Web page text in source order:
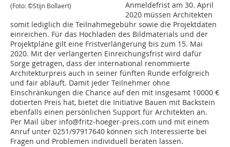
(Foto: ©Stijn Bollaert)
Anmeldefrist am 30. April
2020 müssen Architekten
somit lediglich die Teilnahmegebühr sowie die Projektdaten
einreichen. Für das Hochladen des Bildmaterials und der
Projektpläne gilt eine Fristverlängerung bis zum 15. Mai
2020. Mit der verlängerten Einreichungsfrist wird dafür
Sorge getragen, dass der international renommierte
Architekturpreis auch in seiner fünften Runde erfolgreich
und fair abläuft. Damit jeder Teilnehmer ohne
Einschränkungen die Chance auf den mit insgesamt 10000 €
dotierten Preis hat, bietet die Initiative Bauen mit Backstein
ebenfalls einen persönlichen Support für Architekten an.
Per Mail über info@fritz-hoeger-preis.com und mit einem
Anruf unter 0251/97917640 können sich Interessierte bei
Fragen und Problemen individuell beraten lassen.